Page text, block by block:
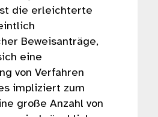
die erleichterte
Beweisanträge,
eine
von Verfahren
impliziert zum
große Anzahl von